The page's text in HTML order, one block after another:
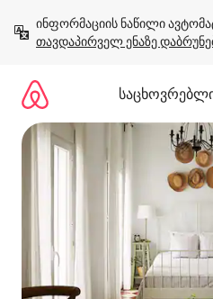
გადასვლა
თავდაპირველ ენაზე